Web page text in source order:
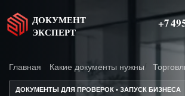
ДОКУМЕНТ
ЭКСПЕРТ
+7
Главная Какие документы нужны
ДОКУМЕНТЫ ДЛЯ ПРОВЕРОК • ЗАПУСК БИЗНЕСА